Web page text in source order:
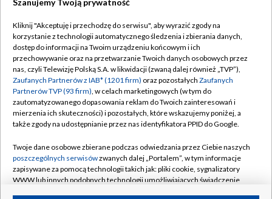
TVP
Abonament TVP
Emisja w TVP
Centrum informacji TVP
Naziemna Telewizja Cyfrowa
Rada Programowa
System NOS
Informacje o nadawcy
Regulamin TVP
Polityka prywatności
Moje zgody
Pomoc
Kontakt
Szanujemy Twoją prywatność
Kliknij "Akceptuję i przechodzę do serwisu", aby wyrazić zgody na
korzystanie z technologii automatycznego śledzenia i zbierania danych,
dostęp do informacji na Twoim urządzeniu końcowym i ich
przechowywanie oraz na przetwarzanie Twoich danych osobowych przez
nas, czyli Telewizję Polską S.A. w likwidacji (zwaną dalej również „TVP”),
Zaufanych Partnerów z IAB* (1201 firm) oraz pozostałych Zaufanych
Partnerów TVP (93 firm), w celach marketingowych (w tym do
zautomatyzowanego dopasowania reklam do Twoich zainteresowań i
mierzenia ich skuteczności) i pozostałych, które wskazujemy poniżej, a
także zgody na udostępnianie przez nas identyfikatora PPID do Google.
Twoje dane osobowe zbierane podczas odwiedzania przez Ciebie naszych
poszczególnych serwisówzwanych dalej „Portalem”, w tym informacje
zapisywane za pomocą technologii takich jak: pliki cookie, sygnalizatory
WWW lub innych podobnych technologii umożliwiających świadczenie